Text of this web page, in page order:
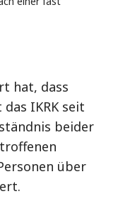
hat, dass
IKRK seit
beider
über